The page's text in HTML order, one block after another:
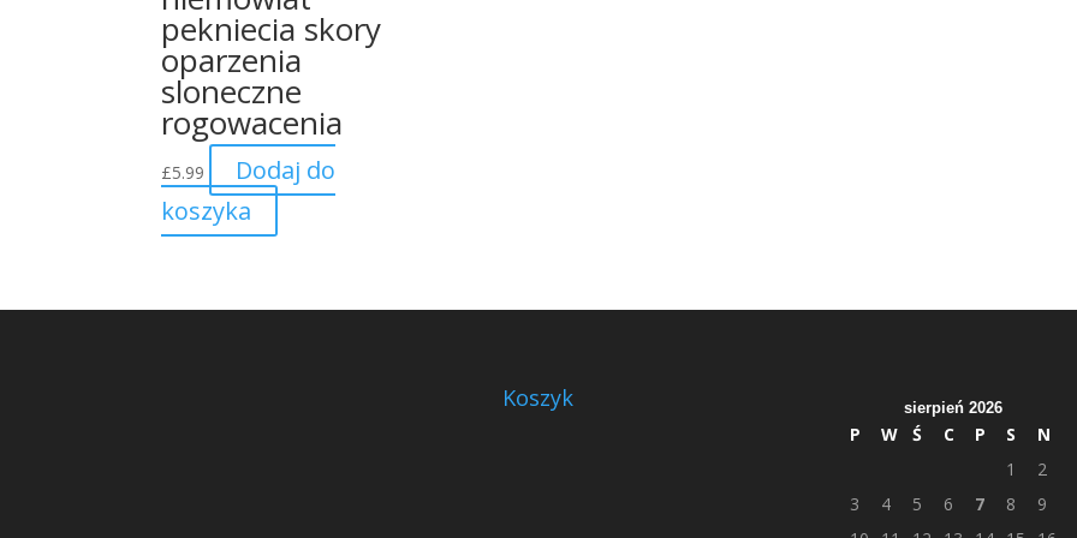
pekniecia skory
oparzenia
sloneczne
rogowacenia
£5.99
Dodaj do
koszyka
Koszyk sierpień 2026
P W Ś C P S
N
1
2
3
4 5 6 7 8
9